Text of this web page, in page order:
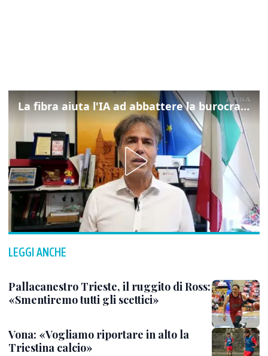
La fibra aiuta l'IA ad abbattere la burocrazia, progetto pilota in Veneto
LEGGI ANCHE
Pallacanestro Trieste, il ruggito di Ross:
«Smentiremo tutti gli scettici»
Vona: «Vogliamo riportare in alto la
Triestina calcio»